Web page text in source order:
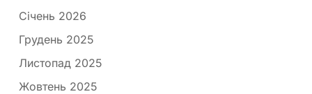
Січень 2026
Грудень 2025
Листопад 2025
Жовтень 2025